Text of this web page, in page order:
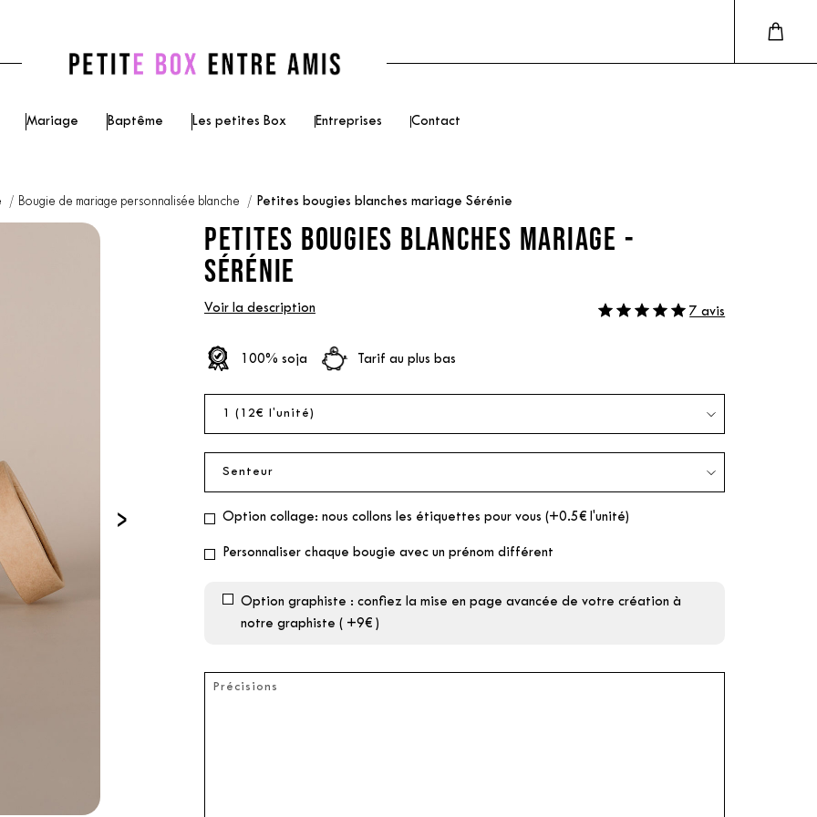
Mariage Baptême Les petites Box Entreprises Contact
Bougie de mariage personnalisée blanche Petites bougies blanches mariage Sérénie
›
PETITES BOUGIES BLANCHES MARIAGE -
SÉRÉNIE
Voir la description 7 avis
100% soja Tarif au plus bas
Option collage: nous collons les étiquettes pour vous (+0.5€ l'unité)
Personnaliser chaque bougie avec un prénom différent
Option graphiste : confiez la mise en page avancée de votre création à
notre graphiste ( +9€ )